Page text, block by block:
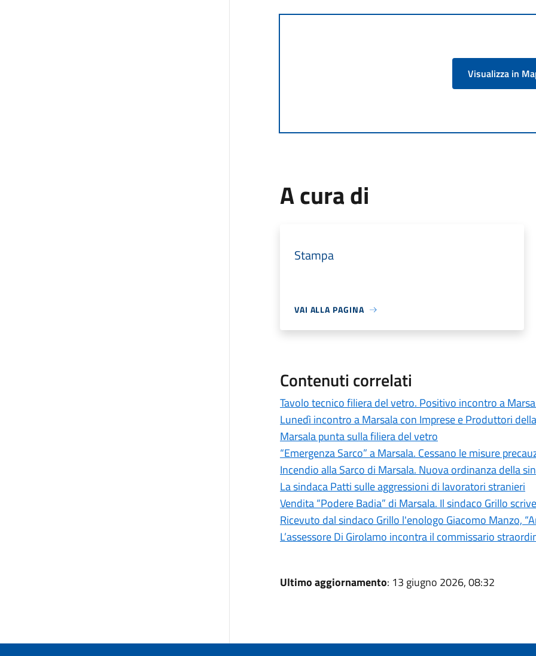
Visualizza in
A cura di
Stampa
VAI ALLA PAGINA
Contenuti correlati
Tavolo tecnico filiera del vetro. Positivo incontro a
Lunedì incontro a Marsala con Imprese e Produttori
Marsala punta sulla filiera del vetro
“Emergenza Sarco” a Marsala. Cessano le misure
Incendio alla Sarco di Marsala. Nuova ordinanza della
La sindaca Patti sulle aggressioni di lavoratori stranieri
Vendita “Podere Badia” di Marsala. Il sindaco Grillo
Ricevuto dal sindaco Grillo l'enologo Giacomo Manzo,
L’assessore Di Girolamo incontra il commissario
Ultimo aggiornamento: 13 giugno 2026, 08:32